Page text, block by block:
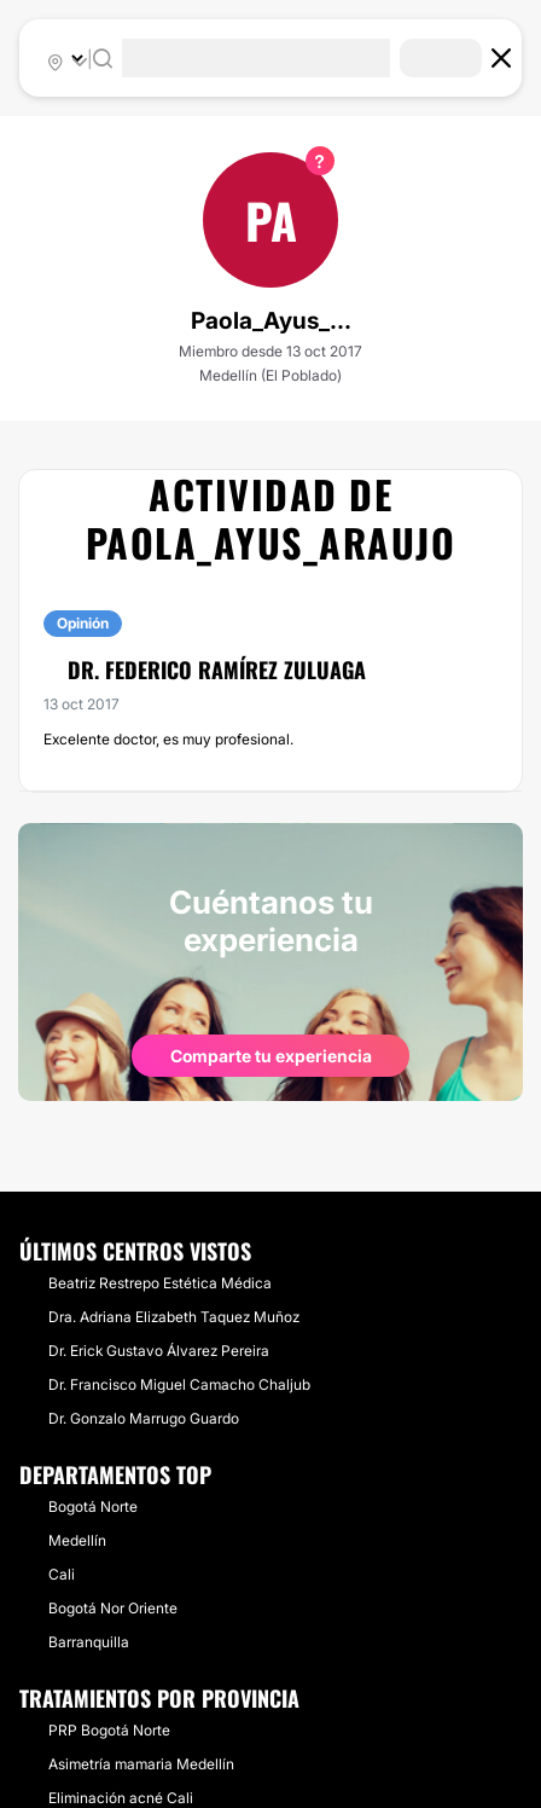
|
PA
Paola_Ayus_...
Miembro desde 13 oct 2017
Medellín (El Poblado)
ACTIVIDAD DE
PAOLA_AYUS_ARAUJO
Opinión
DR. FEDERICO RAMÍREZ ZULUAGA
13 oct 2017
Excelente doctor, es muy profesional.
Cuéntanos tu
experiencia
Comparte tu experiencia
ÚLTIMOS CENTROS VISTOS
Beatriz Restrepo Estética Médica
Dra. Adriana Elizabeth Taquez Muñoz
Dr. Erick Gustavo Álvarez Pereira
Dr. Francisco Miguel Camacho Chaljub
Dr. Gonzalo Marrugo Guardo
DEPARTAMENTOS TOP
Bogotá Norte
Medellín
Cali
Bogotá Nor Oriente
Barranquilla
TRATAMIENTOS POR PROVINCIA
PRP Bogotá Norte
Asimetría mamaria Medellín
Eliminación acné Cali